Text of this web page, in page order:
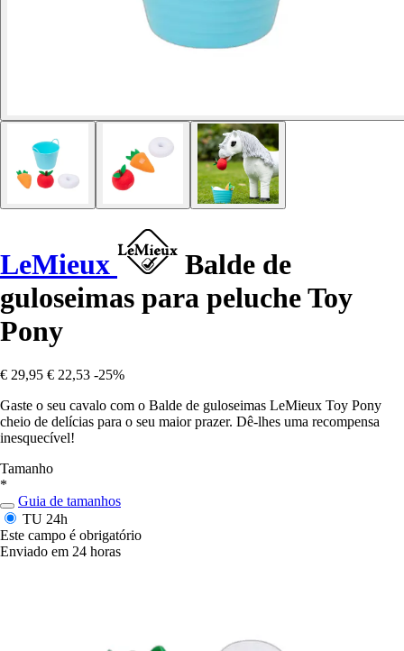
LeMieux
Balde de
guloseimas para peluche Toy
Pony
€ 29,95 € 22,53 -25%
Gaste o seu cavalo com o Balde de guloseimas LeMieux Toy Pony
cheio de delícias para o seu maior prazer. Dê-lhes uma recompensa
inesquecível!
Tamanho
*
Guia de tamanhos
TU 24h
Este campo é obrigatório
Enviado em 24 horas